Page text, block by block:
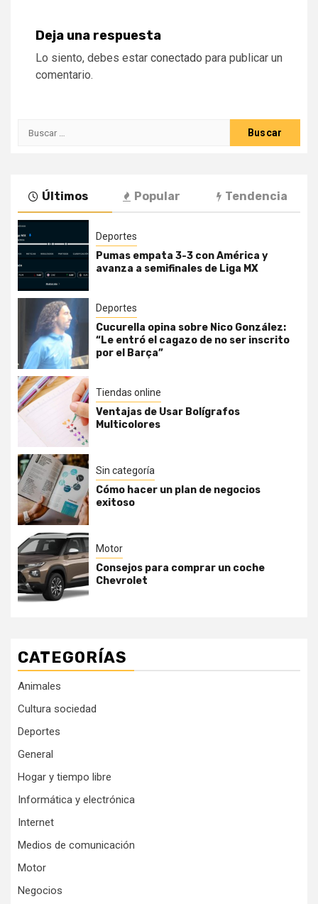
Deja una respuesta
Lo siento, debes estar conectado para publicar un
comentario.
Buscar:
Últimos Popular Tendencia
Deportes
Pumas empata 3-3 con América y
avanza a semifinales de Liga MX
Deportes
Cucurella opina sobre Nico González:
“Le entró el cagazo de no ser inscrito
por el Barça”
Tiendas online
Ventajas de Usar Bolígrafos
Multicolores
Sin categoría
Cómo hacer un plan de negocios
exitoso
Motor
Consejos para comprar un coche
Chevrolet
CATEGORÍAS
Animales
Cultura sociedad
Deportes
General
Hogar y tiempo libre
Informática y electrónica
Internet
Medios de comunicación
Motor
Negocios